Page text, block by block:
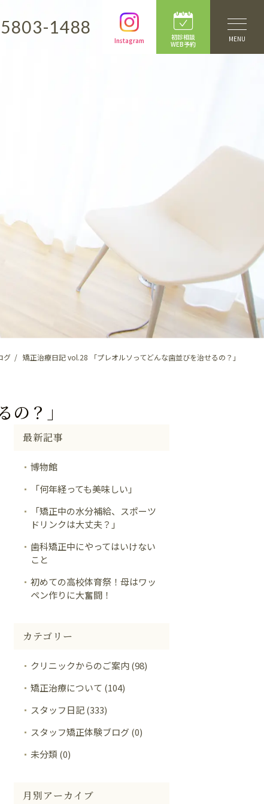
1488
Instagram
初診相談
WEB予約
MENU
グ 矯正治療日記 vol.28 「プレオルソってどんな歯並びを治せるの？」
？」
最新記事
博物館
「何年経っても美味しい」
「矯正中の水分補給、スポーツ
ドリンクは大丈夫？」
歯科矯正中にやってはいけない
こと
初めての高校体育祭！母はワッ
ペン作りに大奮闘！
カテゴリー
クリニックからのご案内 (98)
矯正治療について (104)
スタッフ日記 (333)
スタッフ矯正体験ブログ (0)
未分類 (0)
月別アーカイブ